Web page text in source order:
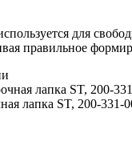
для
правильное
лапка ST, 200-331-